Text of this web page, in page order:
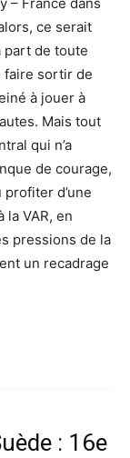
– France dans
ce serait
part de toute
faire sortir de
à jouer à
Mais tout
qui n’a
de courage,
d’une
VAR, en
pressions de la
un recadrage
: 16e